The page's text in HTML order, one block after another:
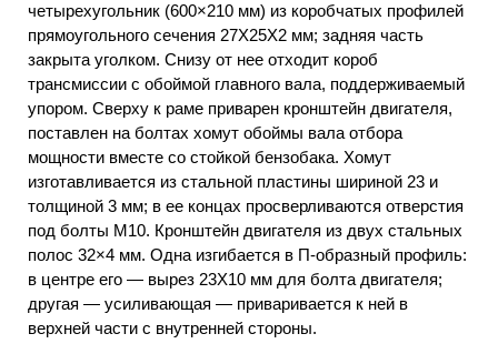
четырехугольник (600×210 мм) из коробчатых профилей
прямоугольного сечения 27X25X2 мм; задняя часть
закрыта уголком. Снизу от нее отходит короб
трансмиссии с обоймой главного вала, поддерживаемый
упором. Сверху к раме приварен кронштейн двигателя,
поставлен на болтах хомут обоймы вала отбора
мощности вместе со стойкой бензобака. Хомут
изготавливается из стальной пластины шириной 23 и
толщиной 3 мм; в ее концах просверливаются отверстия
под болты М10. Кронштейн двигателя из двух стальных
полос 32×4 мм. Одна изгибается в П-образный профиль:
в центре его — вырез 23X10 мм для болта двигателя;
другая — усиливающая — приваривается к ней в
верхней части с внутренней стороны.